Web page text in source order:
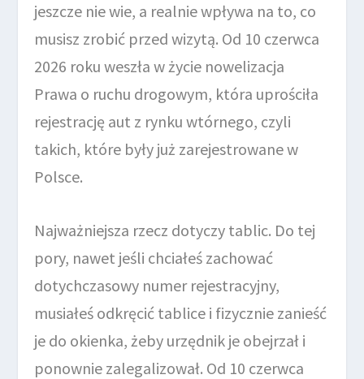
jeszcze nie wie, a realnie wpływa na to, co
musisz zrobić przed wizytą. Od 10 czerwca
2026 roku weszła w życie nowelizacja
Prawa o ruchu drogowym, która uprościła
rejestrację aut z rynku wtórnego, czyli
takich, które były już zarejestrowane w
Polsce.
Najważniejsza rzecz dotyczy tablic. Do tej
pory, nawet jeśli chciałeś zachować
dotychczasowy numer rejestracyjny,
musiałeś odkręcić tablice i fizycznie zanieść
je do okienka, żeby urzędnik je obejrzał i
ponownie zalegalizował. Od 10 czerwca